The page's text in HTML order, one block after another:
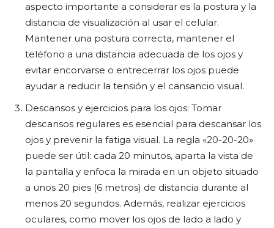
aspecto importante a considerar es la postura y la
distancia de visualización al usar el celular.
Mantener una postura correcta, mantener el
teléfono a una distancia adecuada de los ojos y
evitar encorvarse o entrecerrar los ojos puede
ayudar a reducir la tensión y el cansancio visual.
Descansos y ejercicios para los ojos: Tomar
descansos regulares es esencial para descansar los
ojos y prevenir la fatiga visual. La regla «20-20-20»
puede ser útil: cada 20 minutos, aparta la vista de
la pantalla y enfoca la mirada en un objeto situado
a unos 20 pies (6 metros) de distancia durante al
menos 20 segundos. Además, realizar ejercicios
oculares, como mover los ojos de lado a lado y